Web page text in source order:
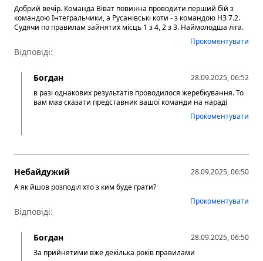
Добрий вечір. Команда Віват повинна проводити перший бій з
командою Інтегральчики, а Русанівські коти - з командою НЗ 7.2.
Судячи по правилам зайнятих місць 1 з 4, 2 з 3. Наймолодша ліга.
Прокоментувати
Відповіді:
Богдан
28.09.2025, 06:52
в разі однакових результатів проводилося жеребкування. То
вам мав сказати представник вашої команди на нараді
Прокоментувати
Небайдужий
28.09.2025, 06:50
А як йшов розподіл хто з ким буде грати?
Прокоментувати
Відповіді:
Богдан
28.09.2025, 06:50
За прийнятими вже декілька років правилами